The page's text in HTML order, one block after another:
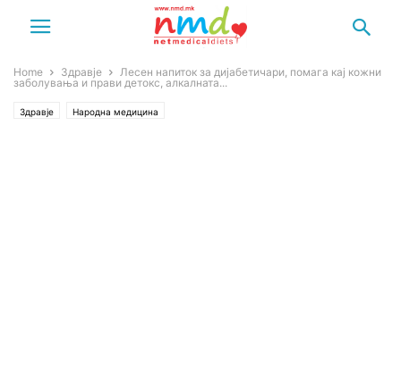
Home Здравје
Лесен напиток за дијабетичари, помага кај кожни
заболувања и прави детокс, алкалната...
Здравје Народна медицина